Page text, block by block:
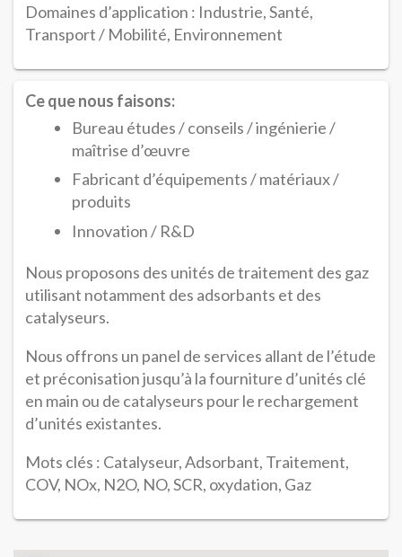
Domaines d’application : Industrie, Santé,
Transport / Mobilité, Environnement
Ce que nous faisons:
Bureau études / conseils / ingénierie /
maîtrise d’œuvre
Fabricant d’équipements / matériaux /
produits
Innovation / R&D
Nous proposons des unités de traitement des gaz
utilisant notamment des adsorbants et des
catalyseurs.
Nous offrons un panel de services allant de l’étude
et préconisation jusqu’à la fourniture d’unités clé
en main ou de catalyseurs pour le rechargement
d’unités existantes.
Mots clés : Catalyseur, Adsorbant, Traitement,
COV, NOx, N2O, NO, SCR, oxydation, Gaz